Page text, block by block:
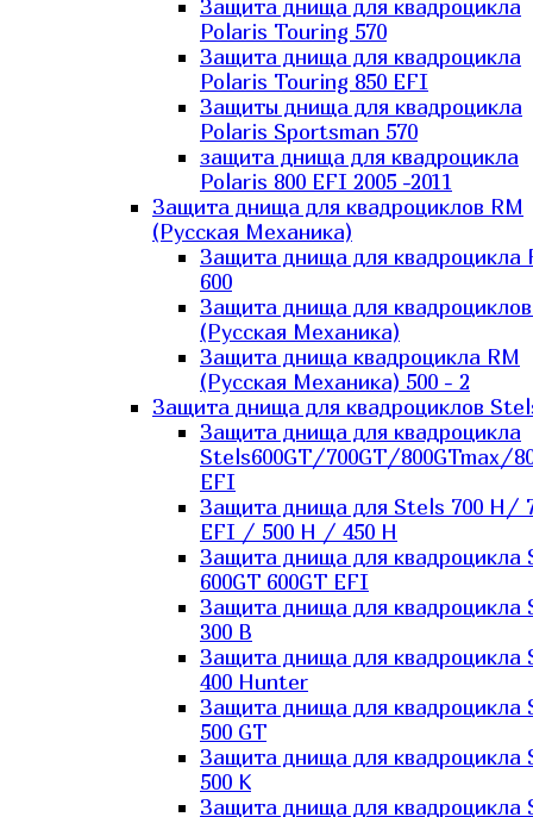
Защита днища для квадроцикла
Polaris Touring 570
Защита днища для квадроцикла
Polaris Touring 850 EFI
Защиты днища для квадроцикла
Polaris Sportsman 570
защита днища для квадроцикла
Polaris 800 EFI 2005 -2011
Защита днища для квадроциклов RM
(Русская Механика)
Защита днища для квадроцикла
600
Защита днища для
(Русская Механика)
Защита днища квадроцикла RM
(Русская Механика) 500 - 2
Защита днища для квадроциклов
Защита днища для квадроцикла
Stels600GT/700GT/800GTmax/
EFI
Защита днища для Stels 700 H/
EFI / 500 H / 450 H
Защита днища для квадроцикла
600GT 600GT EFI
Защита днища для квадроцикла
300 B
Защита днища для квадроцикла
400 Hunter
Защита днища для квадроцикла
500 GT
Защита днища для квадроцикла
500 K
Защита днища для квадроцикла